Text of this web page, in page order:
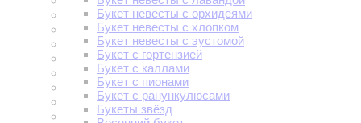
Букет невесты с орхидеями
Букет невесты с хлопком
Букет невесты с эустомой
Букет с гортензией
Букет с каллами
Букет с пионами
Букет с ранункулюсами
Букеты звёзд